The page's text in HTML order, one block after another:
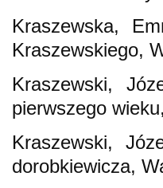
Kraszewska,
Kraszewskiego,
Kraszewski,
pierwszego
Kraszewski,
dorobkiewicza,